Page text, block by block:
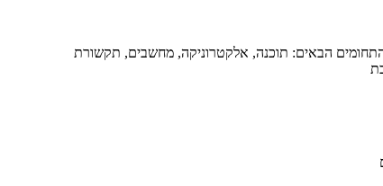
הבאים: תוכנה, אלקטרוניקה, מחשבים, תקשורת